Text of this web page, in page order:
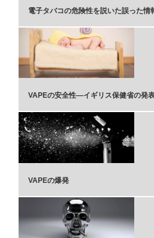
電子タバコの危険性を説いた誤った情
VAPEの安全性―イギリス保健省の発
VAPEの爆発